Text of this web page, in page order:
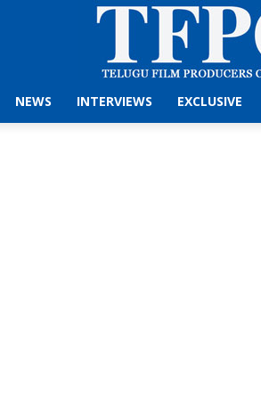
NEWS INTERVIEWS EXCLUSIVE